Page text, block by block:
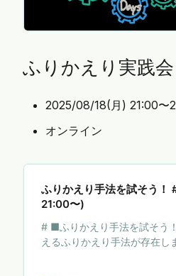
ふりかえり実践会
2025/08/18(月) 21:00〜
オンライン
ふりかえり手法を試そう
21:00〜)
# ■ふりかえり手法を試そう
えるふりかえり手法が存在し